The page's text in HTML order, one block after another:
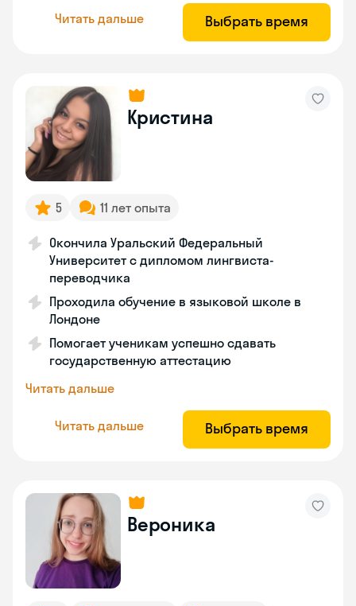
Читать дальше Выбрать время
Кристина
5 11 лет опыта
Окончила Уральский Федеральный
Университет с дипломом лингвиста-
переводчика
Проходила обучение в языковой школе в
Лондоне
Помогает ученикам успешно сдавать
государственную аттестацию
Читать дальше
Читать дальше Выбрать время
Вероника